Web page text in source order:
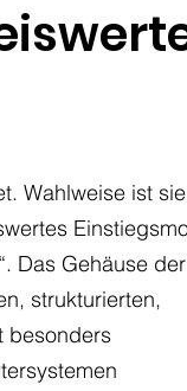
Wahlweise ist sie
Das Gehäuse der
strukturierten,
besonders